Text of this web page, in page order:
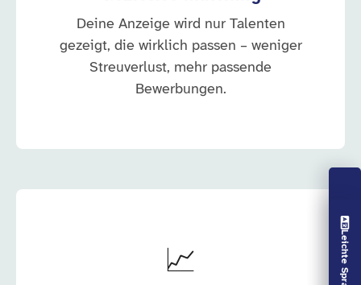
Vorlesen aus
Deine Anzeige wird nur Talenten
gezeigt, die wirklich passen – weniger
Streuverlust, mehr passende
Bewerbungen.
📈